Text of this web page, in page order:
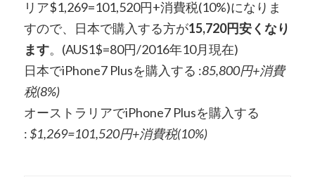
リア$1,269=101,520円+消費税(10%)になりま
すので、日本で購入する方が15,720円安くなり
ます。(AUS1$=80円/2016年10月現在)
日本でiPhone7 Plusを購入する :85,800円+消費
税(8%)
オーストラリアでiPhone7 Plusを購入する
:$1,269=101,520円+消費税(10%)